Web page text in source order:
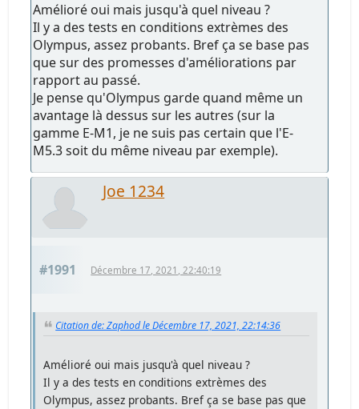
Amélioré oui mais jusqu'à quel niveau ?
Il y a des tests en conditions extrèmes des
Olympus, assez probants. Bref ça se base pas
que sur des promesses d'améliorations par
rapport au passé.
Je pense qu'Olympus garde quand même un
avantage là dessus sur les autres (sur la
gamme E-M1, je ne suis pas certain que l'E-
M5.3 soit du même niveau par exemple).
Joe 1234
#1991 Décembre 17, 2021, 22:40:19
Citation de: Zaphod le Décembre 17, 2021, 22:14:36
Amélioré oui mais jusqu'à quel niveau ?
Il y a des tests en conditions extrèmes des
Olympus, assez probants. Bref ça se base pas que